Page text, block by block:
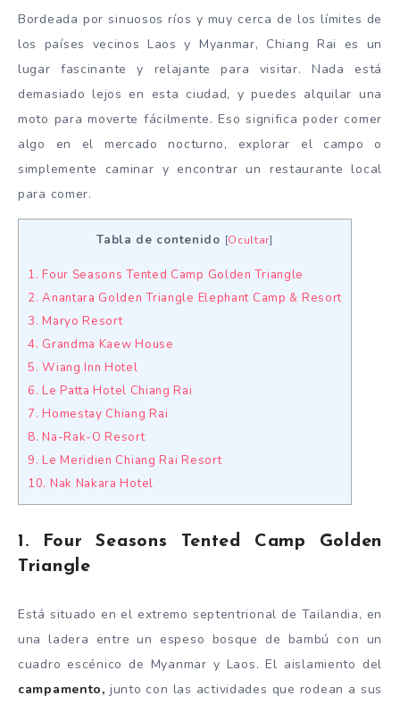
Bordeada por sinuosos ríos y muy cerca de los límites de
los países vecinos Laos y Myanmar, Chiang Rai es un
lugar fascinante y relajante para visitar. Nada está
demasiado lejos en esta ciudad, y puedes alquilar una
moto para moverte fácilmente. Eso significa poder comer
algo en el mercado nocturno, explorar el campo o
simplemente caminar y encontrar un restaurante local
para comer.
Tabla de contenido [Ocultar]
1. Four Seasons Tented Camp Golden Triangle
2. Anantara Golden Triangle Elephant Camp & Resort
3. Maryo Resort
4. Grandma Kaew House
5. Wiang Inn Hotel
6. Le Patta Hotel Chiang Rai
7. Homestay Chiang Rai
8. Na-Rak-O Resort
9. Le Meridien Chiang Rai Resort
10. Nak Nakara Hotel
1. Four Seasons Tented Camp Golden
Triangle
Está situado en el extremo septentrional de Tailandia, en
una ladera entre un espeso bosque de bambú con un
cuadro escénico de Myanmar y Laos. El aislamiento del
campamento, junto con las actividades que rodean a sus